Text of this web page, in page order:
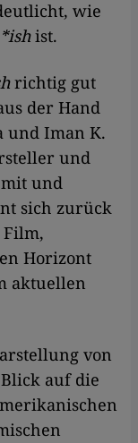
wie
ist.
richtig gut
der Hand
und Iman K.
und
und
sich zurück
Horizont
aktuellen
von
auf die